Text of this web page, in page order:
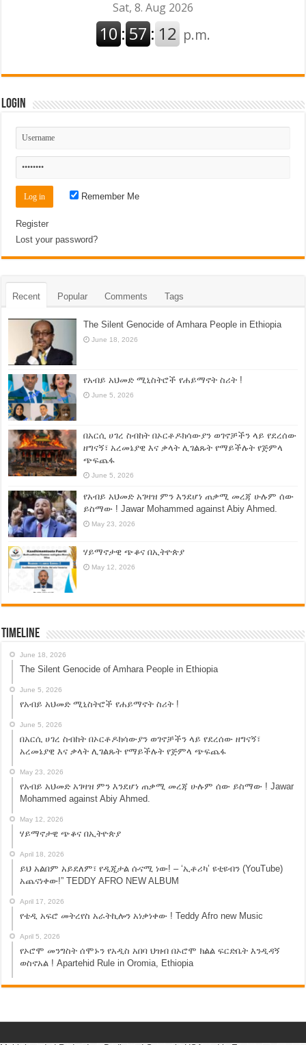
Login
Remember Me
Register
Lost your password?
Recent Popular Comments Tags
The Silent Genocide of Amhara People in Ethiopia
June 18, 2026
የአብይ አህመድ ሚኒስትሮች የሐይማኖት ስሪት !
June 5, 2026
በአርሲ ሀገረ ስብከት በኦርቶዶክሳውያን ወገኖቻችን ላይ የደረሰው
ዘግናኝ፣ አረመኔያዊ እና ቃላት ሊገልጹት የማይችሉት የጅምላ
ጭፍጨፋ
June 5, 2026
የአብይ አህመድ አገዛዝ ምን እንደሆነ ጠቃሚ መረጃ ሁሉም ሰው
ይስማው ! Jawar Mohammed against Abiy Ahmed.
May 23, 2026
ሃይማኖታዊ ጭቆና በኢትዮጵያ
May 12, 2026
Timeline
June 18, 2026
The Silent Genocide of Amhara People in Ethiopia
June 5, 2026
የአብይ አህመድ ሚኒስትሮች የሐይማኖት ስሪት !
June 5, 2026
በአርሲ ሀገረ ስብከት በኦርቶዶክሳውያን ወገኖቻችን ላይ የደረሰው ዘግናኝ፣
አረመኔያዊ እና ቃላት ሊገልጹት የማይችሉት የጅምላ ጭፍጨፋ
May 23, 2026
የአብይ አህመድ አገዛዝ ምን እንደሆነ ጠቃሚ መረጃ ሁሉም ሰው ይስማው ! Jawar
Mohammed against Abiy Ahmed.
May 12, 2026
ሃይማኖታዊ ጭቆና በኢትዮጵያ
April 18, 2026
ይህ አልበም አይደለም፣ የዲጂታል ሱናሚ ነው! – ‘ኢቶሪካ’ ዩቲዩብን (YouTube)
አጨናነቀው!” TEDDY AFRO NEW ALBUM
April 17, 2026
የቴዲ አፍሮ መትረየስ አራትኪሎን አነቃነቀው ! Teddy Afro new Music
April 5, 2026
የኦሮሞ መንግስት ሰሞኑን የአዲስ አበባ ህዝብ በኦሮሞ ክልል ፍርድቤት እንዲዳኝ
ወስኖአል ! Apartehid Rule in Oromia, Ethiopia